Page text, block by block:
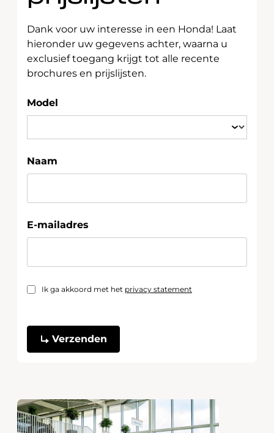
Dank voor uw interesse in een Honda! Laat
hieronder uw gegevens achter, waarna u
exclusief toegang krijgt tot alle recente
brochures en prijslijsten.
Model
Naam
E-mailadres
Ik ga akkoord met het privacy statement